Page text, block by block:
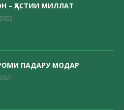
– ҲАСТИИ МИЛЛАТ
ПАДАРУ МОДАР